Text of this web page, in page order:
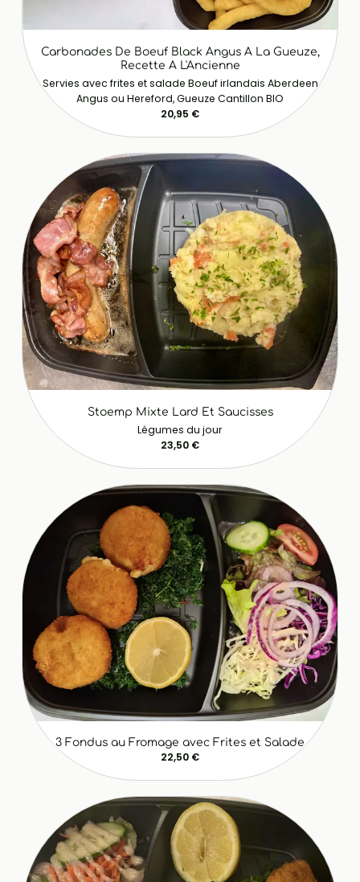
Carbonades De Boeuf Black Angus A La Gueuze,
Recette A L'Ancienne
Servies avec frites et salade Boeuf irlandais Aberdeen
Angus ou Hereford, Gueuze Cantillon BIO
20,95 €
Stoemp Mixte Lard Et Saucisses
Légumes du jour
23,50 €
3 Fondus au Fromage avec Frites et Salade
22,50 €